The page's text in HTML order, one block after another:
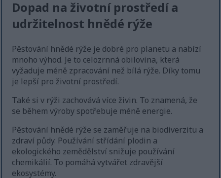
Dopad na životní prostředí a
udržitelnost hnědé rýže
Pěstování hnědé rýže je dobré pro planetu a nabízí
mnoho výhod. Je to celozrnná obilovina, která
vyžaduje méně zpracování než bílá rýže. Díky tomu
je lepší pro životní prostředí.
Také si v rýži zachovává více živin. To znamená, že
se během výroby spotřebuje méně energie.
Pěstování hnědé rýže se zaměřuje na biodiverzitu a
zdraví půdy. Používání střídání plodin a
ekologického zemědělství snižuje používání
chemikálií. To pomáhá vytvářet zdravější
ekosystémy.